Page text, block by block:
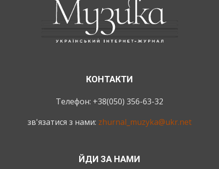
КОНТАКТИ
Телефон: +38(050) 356-63-32
зв'язатися з нами: zhurnal_muzyka@ukr.net
ЙДИ ЗА НАМИ